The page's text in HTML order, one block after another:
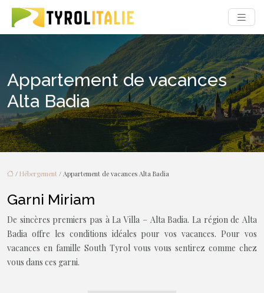
Appartement de vacances
Alta Badia
/ Hébergement / Appartement de vacances Alta Badia
Garni Miriam
De sincères premiers pas à La Villa – Alta Badia. La région de Alta
Badia offre les conditions idéales pour vos vacances. Pour vos
vacances en famille South Tyrol vous vous sentirez comme chez
vous dans ces garni.